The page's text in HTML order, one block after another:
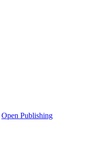
Open Publishing